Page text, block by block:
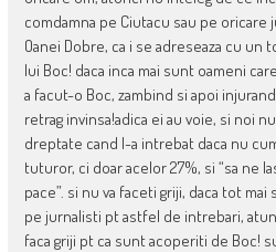
comdamna pe Ciutacu sau pe oricare
Oanei Dobre, ca i se adreseaza cu un
lui Boc! daca inca mai sunt oameni
a facut-o Boc, zambind si apoi
retrag invinsa!adica ei au voie, si noi
dreptate cand l-a intrebat daca nu
tuturor, ci doar acelor 27%, si “sa ne
pace”. si nu va faceti griji, daca tot
pe jurnalisti pt astfel de intrebari,
faca griji pt ca sunt acoperiti de Boc!